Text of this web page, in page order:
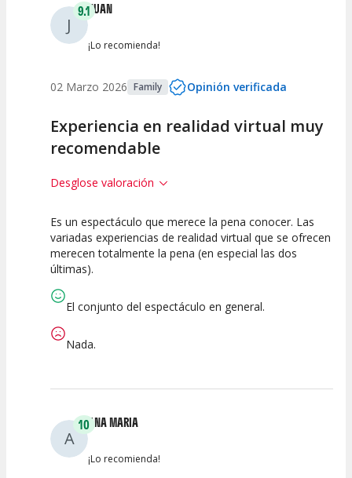
J
9.1JUAN
¡Lo recomienda!
02 Marzo 2026 Family Opinión verificada
Experiencia en realidad virtual muy
recomendable
Desglose valoración
10
Calidad del
Espectáculo
10
Puesta en
7.5
Interpretación
Es un espectáculo que merece la pena conocer. Las
variadas experiencias de realidad virtual que se ofrecen
merecen totalmente la pena (en especial las dos
últimas).
El conjunto del espectáculo en general.
Nada.
A
10ANA MARIA
¡Lo recomienda!